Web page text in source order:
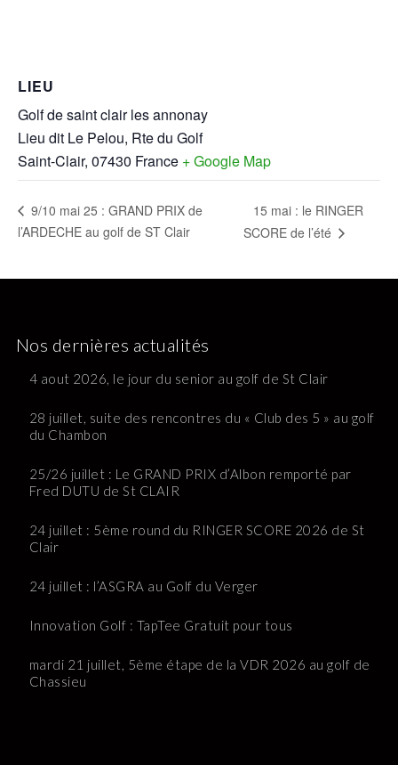
LIEU
Golf de saint clair les annonay
Lieu dit Le Pelou, Rte du Golf
Saint-Clair, 07430 France + Google Map
9/10 mai 25 : GRAND PRIX de
l’ARDECHE au golf de ST Clair
15 mai : le RINGER
SCORE de l’été
Nos dernières actualités
4 aout 2026, le jour du senior au golf de St Clair
28 juillet, suite des rencontres du « Club des 5 » au golf
du Chambon
25/26 juillet : Le GRAND PRIX d’Albon remporté par
Fred DUTU de St CLAIR
24 juillet : 5ème round du RINGER SCORE 2026 de St
Clair
24 juillet : l’ASGRA au Golf du Verger
Innovation Golf : TapTee Gratuit pour tous
mardi 21 juillet, 5ème étape de la VDR 2026 au golf de
Chassieu